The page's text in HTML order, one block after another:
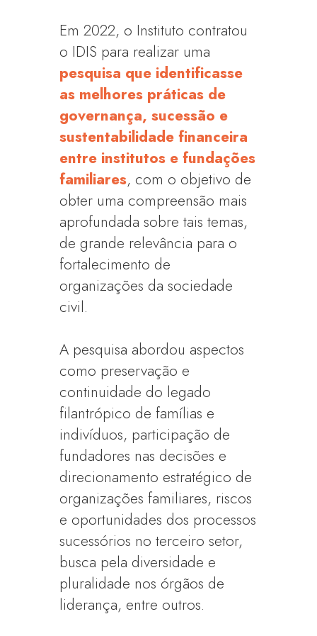
Em 2022, o Instituto contratou
o IDIS para realizar uma
pesquisa que identificasse
as melhores práticas de
governança, sucessão e
sustentabilidade financeira
entre institutos e fundações
familiares, com o objetivo de
obter uma compreensão mais
aprofundada sobre tais temas,
de grande relevância para o
fortalecimento de
organizações da sociedade
civil.
A pesquisa abordou aspectos
como preservação e
continuidade do legado
filantrópico de famílias e
indivíduos, participação de
fundadores nas decisões e
direcionamento estratégico de
organizações familiares, riscos
e oportunidades dos processos
sucessórios no terceiro setor,
busca pela diversidade e
pluralidade nos órgãos de
liderança, entre outros.